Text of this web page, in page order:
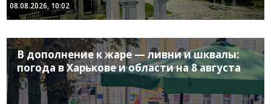
08.08.2026, 10:02
В дополнение к жаре — ливни и шквалы:
погода в Харькове и области на 8 августа